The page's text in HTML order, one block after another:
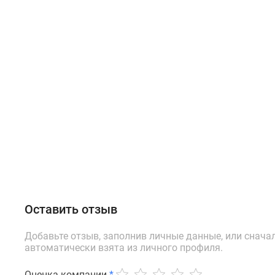
Оставить отзыв
Добавьте отзыв, заполнив личные данные, или
автоматически взята из личного профиля.